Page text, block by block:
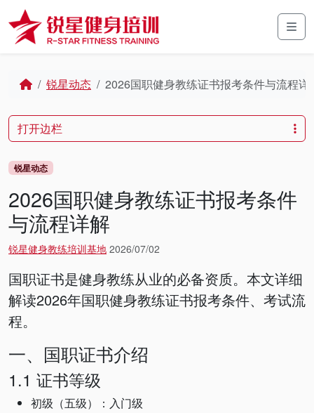
Skip to content
Skip to footer
Home锐星动态 2026国职健身教练证书报考条件与流程详
锐星动态
2026国职健身教练证书报考条件
与流程详解
锐星健身教练培训基地 2026/07/02
国职证书是健身教练从业的必备资质。本文详细
解读2026年国职健身教练证书报考条件、考试流
程。
一、国职证书介绍
1.1 证书等级
初级（五级）：入门级
打开边栏